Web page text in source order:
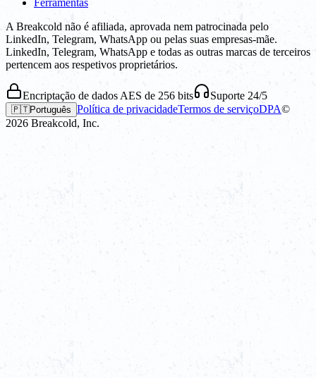
A Breakcold não é afiliada, aprovada nem patrocinada pelo
LinkedIn, Telegram, WhatsApp ou pelas suas empresas-mãe.
LinkedIn, Telegram, WhatsApp e todas as outras marcas de terceiros
pertencem aos respetivos proprietários.
Encriptação de dados AES de 256 bits Suporte 24/5
🇵🇹Português Política de privacidadeTermos de serviçoDPA©
2026 Breakcold, Inc.